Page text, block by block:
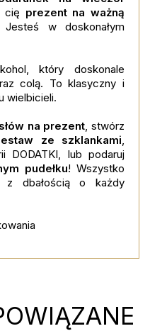
cię prezent na ważną
w doskonałym
który doskonale
colą. To klasyczny i
wielbicieli.
na prezent, stwórz
ze szklankami,
DODATKI, lub podaruj
pudełku! Wszystko
z dbałością o każdy